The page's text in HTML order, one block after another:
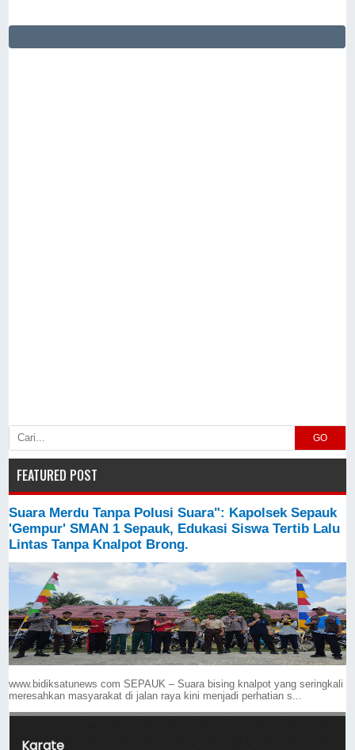
GO
FEATURED POST
Suara Merdu Tanpa Polusi Suara": Kapolsek Sepauk
'Gempur' SMAN 1 Sepauk, Edukasi Siswa Tertib Lalu
Lintas Tanpa Knalpot Brong.
www.bidiksatunews com SEPAUK – Suara bising knalpot yang seringkali
meresahkan masyarakat di jalan raya kini menjadi perhatian s...
Karate